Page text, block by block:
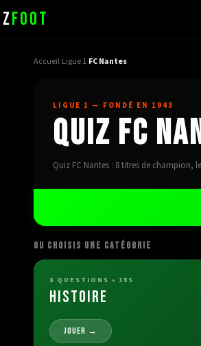
FOOT
Accueil›Ligue 1›FC Nantes
LIGUE 1 — FONDÉ EN 1943
Quiz FC
Quiz FC Nantes : 8 titres de champion,
OU CHOISIS UNE CATÉGORIE
8 QUESTIONS • 15S
HISTOIRE
JOUER →